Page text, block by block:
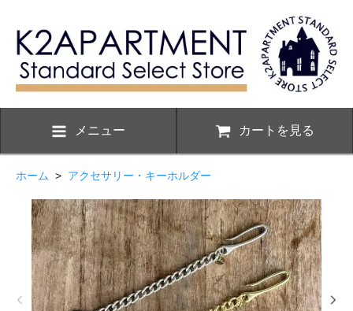
メニュー カートを見る
ホーム > アクセサリー・キーホルダー